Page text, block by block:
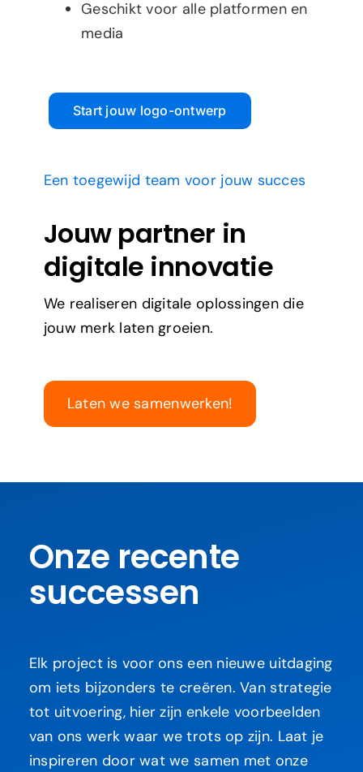
Geschikt voor alle platformen en
media
Start jouw logo-ontwerp
Een toegewijd team voor jouw succes
Jouw partner in
digitale innovatie
We realiseren digitale oplossingen die
jouw merk laten groeien.
Laten we samenwerken!
Onze recente
successen
Elk project is voor ons een nieuwe uitdaging
om iets bijzonders te creëren. Van strategie
tot uitvoering, hier zijn enkele voorbeelden
van ons werk waar we trots op zijn. Laat je
inspireren door wat we samen met onze